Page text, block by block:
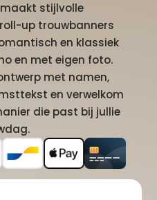
stijlvolle
up trouwbanners
en klassiek
en met eigen foto.
met namen,
en verwelkom
die past bij jullie